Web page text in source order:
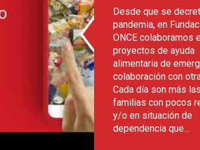
Desde que se
pandemia, en
ONCE colaboramos
proyectos de ayuda
alimentaria de
colaboración con
Cada día son más las
familias con pocos
y/o en situación de
dependencia que…